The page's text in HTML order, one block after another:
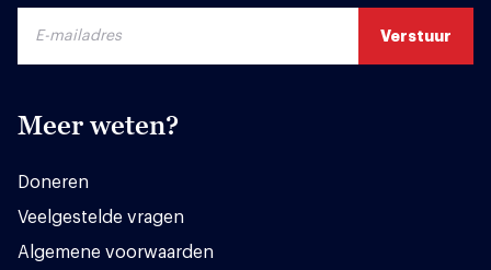
Meer weten?
Doneren
Veelgestelde vragen
Algemene voorwaarden